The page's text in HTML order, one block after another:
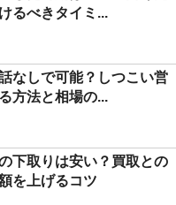
るべきタイミ...
なしで可能？しつこい営
方法と相場の...
下取りは安い？買取との
を上げるコツ